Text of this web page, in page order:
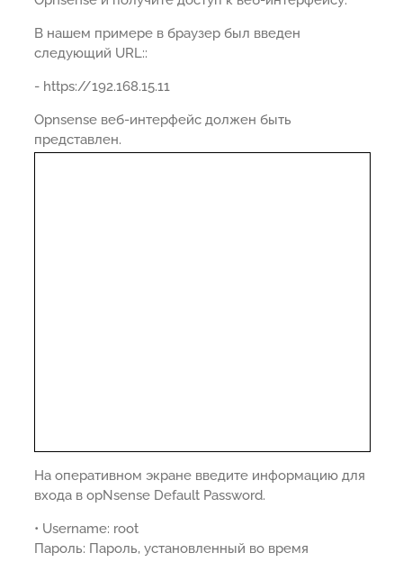
В нашем примере в браузер был введен
следующий URL::
- https://192.168.15.11
Opnsense веб-интерфейс должен быть
представлен.
На оперативном экране введите информацию для
входа в opNsense Default Password.
• Username: root
Пароль: Пароль, установленный во время